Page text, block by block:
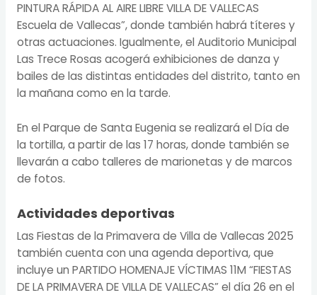
PINTURA RÁPIDA AL AIRE LIBRE VILLA DE VALLECAS
Escuela de Vallecas”, donde también habrá títeres y
otras actuaciones. Igualmente, el Auditorio Municipal
Las Trece Rosas acogerá exhibiciones de danza y
bailes de las distintas entidades del distrito, tanto en
la mañana como en la tarde.
En el Parque de Santa Eugenia se realizará el Día de
la tortilla, a partir de las 17 horas, donde también se
llevarán a cabo talleres de marionetas y de marcos
de fotos.
Actividades deportivas
Las Fiestas de la Primavera de Villa de Vallecas 2025
también cuenta con una agenda deportiva, que
incluye un PARTIDO HOMENAJE VÍCTIMAS 11M “FIESTAS
DE LA PRIMAVERA DE VILLA DE VALLECAS” el día 26 en el